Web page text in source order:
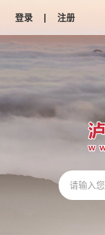
登录 | 注册